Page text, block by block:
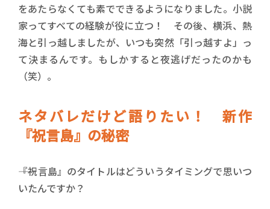
をあたらなくても素でできるようになりました。小説
家ってすべての経験が役に立つ！ その後、横浜、熱
海と引っ越しましたが、いつも突然「引っ越すよ」っ
て決まるんです。もしかすると夜逃げだったのかも
（笑）。
ネタバレだけど語りたい！ 新作
『祝言島』の秘密
――『祝言島』のタイトルはどういうタイミングで思いつ
いたんですか？